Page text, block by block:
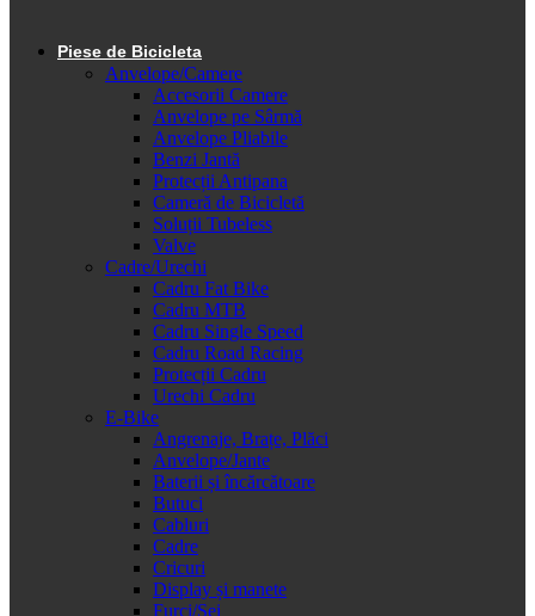
Piese de Bicicleta
Anvelope/Camere
Accesorii Camere
Anvelope pe Sârmă
Anvelope Pliabile
Benzi Jantă
Protecții Antipana
Cameră de Bicicletă
Soluții Tubeless
Valve
Cadre/Urechi
Cadru Fat Bike
Cadru MTB
Cadru Single Speed
Cadru Road Racing
Protecții Cadru
Urechi Cadru
E-Bike
Angrenaje, Brațe, Plăci
Anvelope/Jante
Baterii și încărcătoare
Butuci
Cabluri
Cadre
Cricuri
Display și manete
Furci/Șei